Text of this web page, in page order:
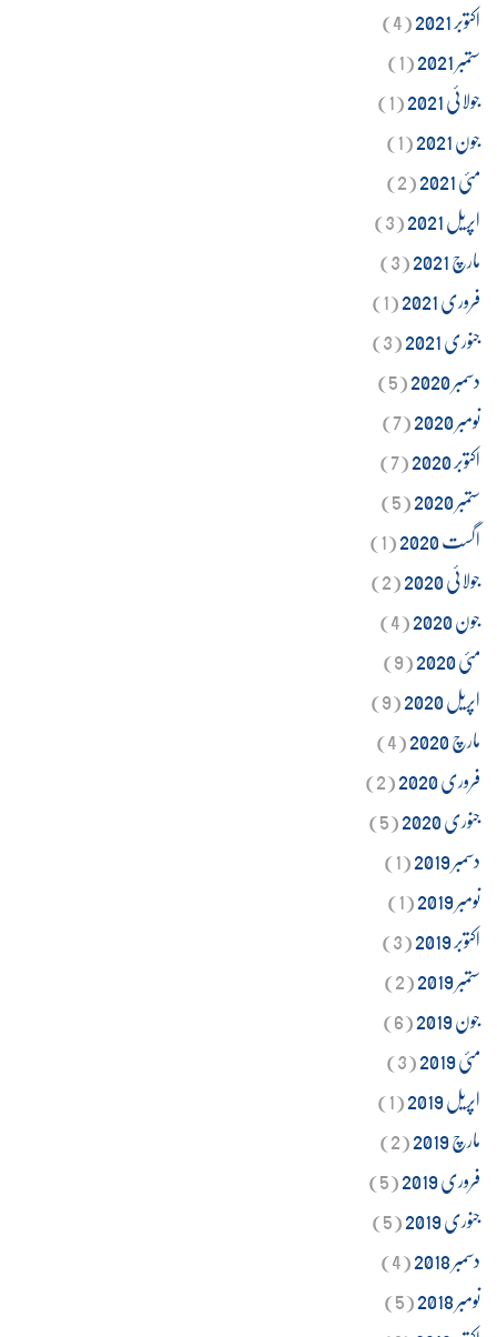
اکتوبر 2021
(4)
ستمبر 2021
(1)
جولائی 2021
(1)
جون 2021
(1)
مئی 2021
(2)
اپریل 2021
(3)
مارچ 2021
(3)
فروری 2021
(1)
جنوری 2021
(3)
دسمبر 2020
(5)
نومبر 2020
(7)
اکتوبر 2020
(7)
ستمبر 2020
(5)
اگست 2020
(1)
جولائی 2020
(2)
جون 2020
(4)
مئی 2020
(9)
اپریل 2020
(9)
مارچ 2020
(4)
فروری 2020
(2)
جنوری 2020
(5)
دسمبر 2019
(1)
نومبر 2019
(1)
اکتوبر 2019
(3)
ستمبر 2019
(2)
جون 2019
(6)
مئی 2019
(3)
اپریل 2019
(1)
مارچ 2019
(2)
فروری 2019
(5)
جنوری 2019
(5)
دسمبر 2018
(4)
نومبر 2018
(5)